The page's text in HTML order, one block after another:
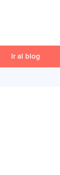
Ir al blog